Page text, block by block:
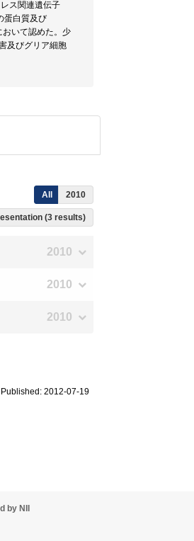
ス関連遺伝子
蛋白質及び
いて認めた。少
及びグリア細胞
All 2010
(3 results)
2010
2010
2010
Published: 2012-07-19
by NII